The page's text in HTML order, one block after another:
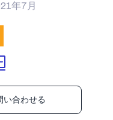
年7月
い合わせる